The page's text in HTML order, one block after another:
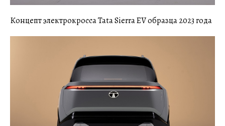
Концепт электрокросса Tata Sierra EV образца 2023 года